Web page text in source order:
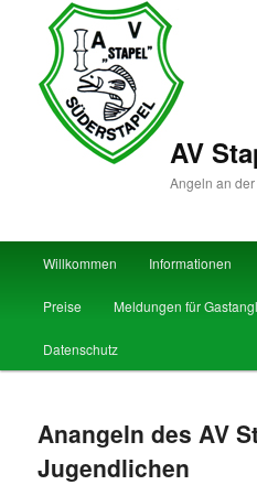
primären
springen
AV
Angeln an
Willkommen Informationen
Preise Meldungen für
Datenschutz
Anangeln des AV
Jugendlichen